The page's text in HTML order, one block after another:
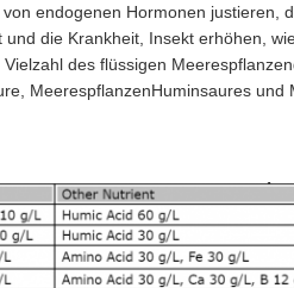
endogenen Hormonen justieren,
die Krankheit, Insekt erhöhen,
des flüssigen
MeerespflanzenHuminsaures